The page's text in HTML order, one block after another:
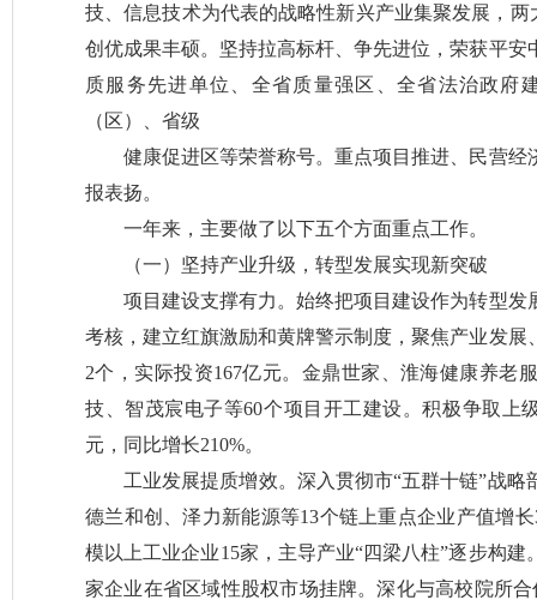
技、信息技术为代表的战略性新兴产业集聚发展
创优成果丰硕。坚持拉高标杆、争先进位，荣获平
质服务先进单位、全省质量强区、全省法治政府
（区）、省级
健康促进区等荣誉称号。重点项目推进、民营
报表扬。
一年来，主要做了以下五个方面重点工作。
（一）坚持产业升级，转型发展实现新突破
项目建设支撑有力。始终把项目建设作为转型
考核，建立红旗激励和黄牌警示制度，聚焦产业发
2个，实际投资167亿元。金鼎世家、淮海健康养老
技、智茂宸电子等60个项目开工建设。积极争取上
元，同比增长210%。
工业发展提质增效。深入贯彻市“五群十链”战
德兰和创、泽力新能源等13个链上重点企业产值增
模以上工业企业15家，主导产业“四梁八柱”逐步构
家企业在省区域性股权市场挂牌。深化与高校院所